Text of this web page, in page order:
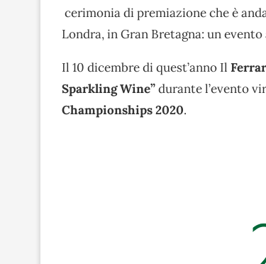
cerimonia di premiazione che è
Londra, in Gran Bretagna: un
Il 10 dicembre di quest’anno Il
Sparkling Wine”durante l’evento
Championships 2020.